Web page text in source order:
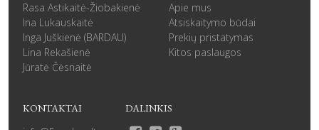
Rasa Astikaitė-Žiobakienė
Ina Lukauskaitė
Inga Juškienė (BARDAU)
Lina Rekašienė
Jūratė Čėsnaitė
Apie mus
Atsiskaitymo būdai
Prekių pristatymas
Kitos paslaugos
KONTAKTAI DALINKIS